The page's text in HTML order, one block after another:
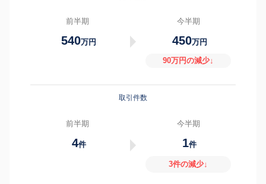
前半期
540万円
今半期
450万円
90万円の減少↓
取引件数
前半期
4件
今半期
1件
3件の減少↓